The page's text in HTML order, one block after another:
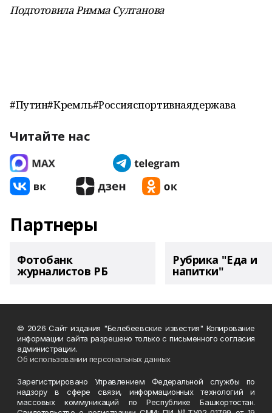
Подготовила Римма Султанова
#Путин#Кремль#Россияспортивнаядержава
Читайте нас
Партнеры
Фотобанк
журналистов РБ
Рубрика "Еда и
напитки"
© 2026 Сайт издания "Белебеевские известия" Копирование
информации сайта разрешено только с письменного согласия
администрации.
Об использовании персональных данных
Зарегистрировано Управлением Федеральной службы по
надзору в сфере связи, информационных технологий и
массовых коммуникаций по Республике Башкортостан.